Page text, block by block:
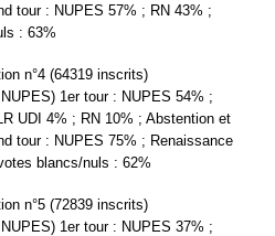
tour : NUPES 57% ; RN 43% ;
: 63%
n°4 (64319 inscrits)
1er tour : NUPES 54% ;
UDI 4% ; RN 10% ; Abstention et
tour : NUPES 75% ; Renaissance
blancs/nuls : 62%
n°5 (72839 inscrits)
1er tour : NUPES 37% ;